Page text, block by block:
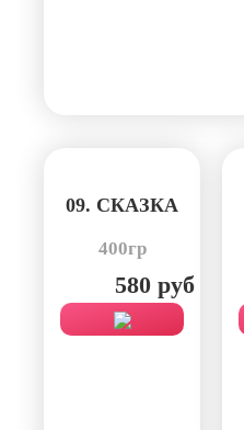
09. СКАЗКА
400гр
580 руб